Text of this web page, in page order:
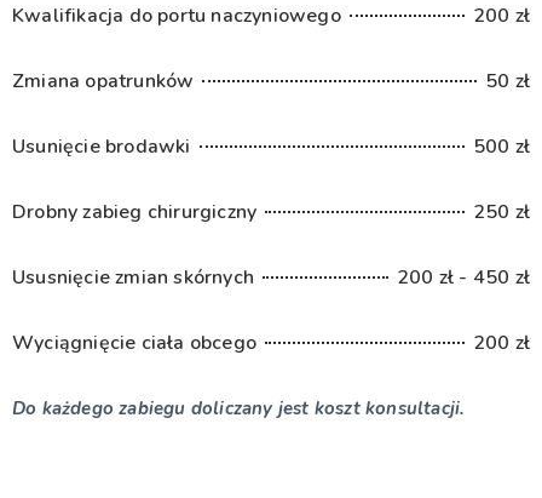
Kwalifikacja do portu naczyniowego 200 zł
Zmiana opatrunków 50 zł
Usunięcie brodawki 500 zł
Drobny zabieg chirurgiczny 250 zł
Ususnięcie zmian skórnych 200 zł - 450 zł
Wyciągnięcie ciała obcego 200 zł
Do każdego zabiegu doliczany jest koszt konsultacji.